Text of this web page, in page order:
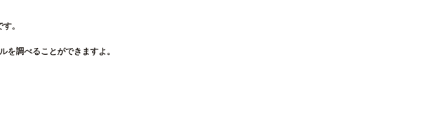
。
を調べることができますよ。